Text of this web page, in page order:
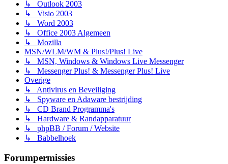
↳ Outlook 2003
↳ Visio 2003
↳ Word 2003
↳ Office 2003 Algemeen
↳ Mozilla
MSN/WLM/WM & Plus!/Plus! Live
↳ MSN, Windows & Windows Live Messenger
↳ Messenger Plus! & Messenger Plus! Live
Overige
↳ Antivirus en Beveiliging
↳ Spyware en Adaware bestrijding
↳ CD Brand Programma's
↳ Hardware & Randapparatuur
↳ phpBB / Forum / Website
↳ Babbelhoek
Forumpermissies